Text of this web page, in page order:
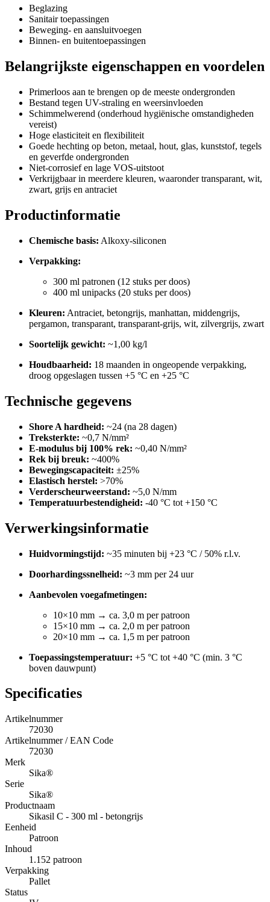
Beglazing
Sanitair toepassingen
Beweging- en aansluitvoegen
Binnen- en buitentoepassingen
Belangrijkste eigenschappen en voordelen
Primerloos aan te brengen op de meeste ondergronden
Bestand tegen UV-straling en weersinvloeden
Schimmelwerend (onderhoud hygiënische omstandigheden
vereist)
Hoge elasticiteit en flexibiliteit
Goede hechting op beton, metaal, hout, glas, kunststof, tegels
en geverfde ondergronden
Niet-corrosief en lage VOS-uitstoot
Verkrijgbaar in meerdere kleuren, waaronder transparant, wit,
zwart, grijs en antraciet
Productinformatie
Chemische basis: Alkoxy-siliconen
Verpakking:
300 ml patronen (12 stuks per doos)
400 ml unipacks (20 stuks per doos)
Kleuren: Antraciet, betongrijs, manhattan, middengrijs,
pergamon, transparant, transparant-grijs, wit, zilvergrijs, zwart
Soortelijk gewicht: ~1,00 kg/l
Houdbaarheid: 18 maanden in ongeopende verpakking,
droog opgeslagen tussen +5 °C en +25 °C
Technische gegevens
Shore A hardheid: ~24 (na 28 dagen)
Treksterkte: ~0,7 N/mm²
E-modulus bij 100% rek: ~0,40 N/mm²
Rek bij breuk: ~400%
Bewegingscapaciteit: ±25%
Elastisch herstel: >70%
Verderscheurweerstand: ~5,0 N/mm
Temperatuurbestendigheid: -40 °C tot +150 °C
Verwerkingsinformatie
Huidvormingstijd: ~35 minuten bij +23 °C / 50% r.l.v.
Doorhardingssnelheid: ~3 mm per 24 uur
Aanbevolen voegafmetingen:
10×10 mm → ca. 3,0 m per patroon
15×10 mm → ca. 2,0 m per patroon
20×10 mm → ca. 1,5 m per patroon
Toepassingstemperatuur: +5 °C tot +40 °C (min. 3 °C
boven dauwpunt)
Specificaties
Artikelnummer
72030
Artikelnummer / EAN Code
72030
Merk
Sika®
Serie
Sika®
Productnaam
Sikasil C - 300 ml - betongrijs
Eenheid
Patroon
Inhoud
1.152 patroon
Verpakking
Pallet
Status